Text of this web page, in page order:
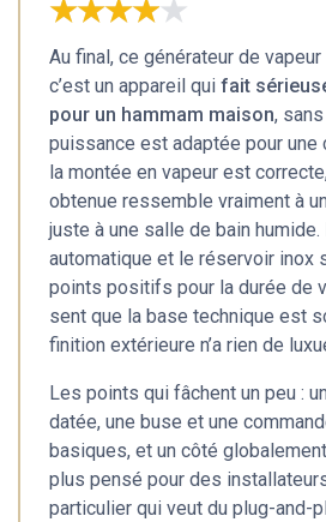
★★★★★
★★★★★
Au final, ce générateur de
c’est un appareil qui fait
pour un hammam maison,
puissance est adaptée pour une
la montée en vapeur est
obtenue ressemble vraiment à
juste à une salle de bain humide.
automatique et le réservoir inox
points positifs pour la durée de
sent que la base technique est
finition extérieure n’a rien de
Les points qui fâchent un peu :
datée, une buse et une
basiques, et un côté
plus pensé pour des
particulier qui veut du plug-and-